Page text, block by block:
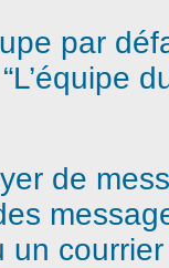
par
de
un